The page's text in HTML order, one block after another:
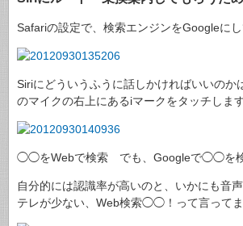
Safariの設定で、検索エンジンをGoogleにし
Siriにどういうふうに話しかければいいのか
のマイクの右上にあるiマークをタッチします
◯◯をWebで検索 でも、Googleで◯◯を
自分的には認識率が高いのと、いかにも音
テレが少ない、Web検索◯◯！って言ってま